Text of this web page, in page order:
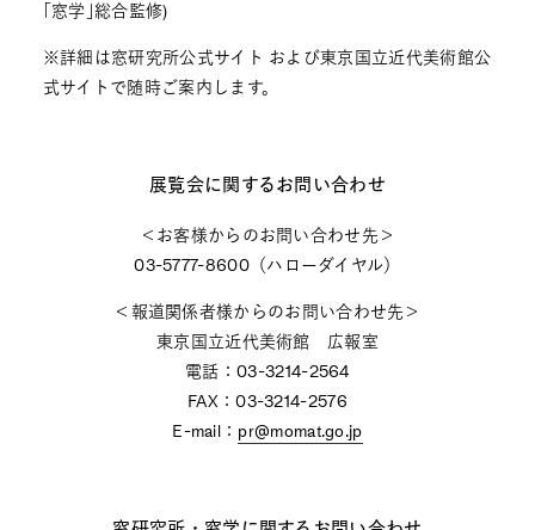
｢窓学｣総合監修)
※詳細は窓研究所公式サイト および東京国立近代美術館公
式サイトで随時ご案内します。
展覧会に関するお問い合わせ
＜お客様からのお問い合わせ先＞
03-5777-8600（ハローダイヤル）
＜報道関係者様からのお問い合わせ先＞
東京国立近代美術館 広報室
電話：03-3214-2564
FAX：03-3214-2576
E-mail： pr@momat.go.jp